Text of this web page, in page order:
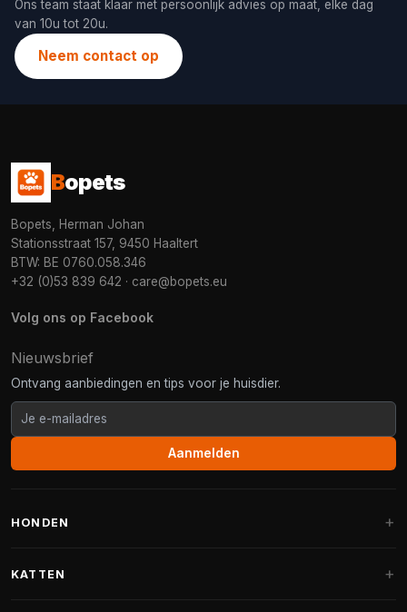
Ons team staat klaar met persoonlijk advies op maat, elke dag
van 10u tot 20u.
Neem contact op
Bopets
Bopets, Herman Johan
Stationsstraat 157, 9450 Haaltert
BTW: BE 0760.058.346
+32 (0)53 839 642 · care@bopets.eu
Volg ons op Facebook
Nieuwsbrief
Ontvang aanbiedingen en tips voor je huisdier.
Aanmelden
HONDEN
KATTEN